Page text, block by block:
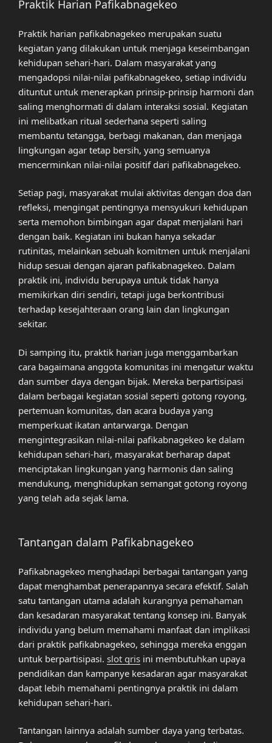
Praktik Harian Pafikabnagekeo
Praktik harian pafikabnagekeo merupakan suatu
kegiatan yang dilakukan untuk menjaga keseimbangan
kehidupan sehari-hari. Dalam masyarakat yang
mengadopsi nilai-nilai pafikabnagekeo, setiap individu
dituntut untuk menerapkan prinsip-prinsip harmoni dan
saling menghormati di dalam interaksi sosial. Kegiatan
ini melibatkan ritual sederhana seperti saling
membantu tetangga, berbagi makanan, dan menjaga
lingkungan agar tetap bersih, yang semuanya
mencerminkan nilai-nilai positif dari pafikabnagekeo.
Setiap pagi, masyarakat mulai aktivitas dengan doa dan
refleksi, mengingat pentingnya mensyukuri kehidupan
serta memohon bimbingan agar dapat menjalani hari
dengan baik. Kegiatan ini bukan hanya sekadar
rutinitas, melainkan sebuah komitmen untuk menjalani
hidup sesuai dengan ajaran pafikabnagekeo. Dalam
praktik ini, individu berupaya untuk tidak hanya
memikirkan diri sendiri, tetapi juga berkontribusi
terhadap kesejahteraan orang lain dan lingkungan
sekitar.
Di samping itu, praktik harian juga menggambarkan
cara bagaimana anggota komunitas ini mengatur waktu
dan sumber daya dengan bijak. Mereka berpartisipasi
dalam berbagai kegiatan sosial seperti gotong royong,
pertemuan komunitas, dan acara budaya yang
memperkuat ikatan antarwarga. Dengan
mengintegrasikan nilai-nilai pafikabnagekeo ke dalam
kehidupan sehari-hari, masyarakat berharap dapat
menciptakan lingkungan yang harmonis dan saling
mendukung, menghidupkan semangat gotong royong
yang telah ada sejak lama.
Tantangan dalam Pafikabnagekeo
Pafikabnagekeo menghadapi berbagai tantangan yang
dapat menghambat penerapannya secara efektif. Salah
satu tantangan utama adalah kurangnya pemahaman
dan kesadaran masyarakat tentang konsep ini. Banyak
individu yang belum memahami manfaat dan implikasi
dari praktik pafikabnagekeo, sehingga mereka enggan
untuk berpartisipasi. slot qris ini membutuhkan upaya
pendidikan dan kampanye kesadaran agar masyarakat
dapat lebih memahami pentingnya praktik ini dalam
kehidupan sehari-hari.
Tantangan lainnya adalah sumber daya yang terbatas.